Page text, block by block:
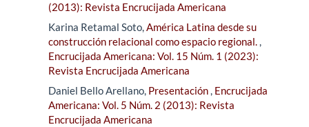
(2013): Revista Encrucijada Americana
Karina Retamal Soto,América Latina desde su
construcción relacional como espacio regional.,
Encrucijada Americana: Vol. 15 Núm. 1 (2023):
Revista Encrucijada Americana
Daniel Bello Arellano, Presentación, Encrucijada
Americana: Vol. 5 Núm. 2 (2013): Revista
Encrucijada Americana